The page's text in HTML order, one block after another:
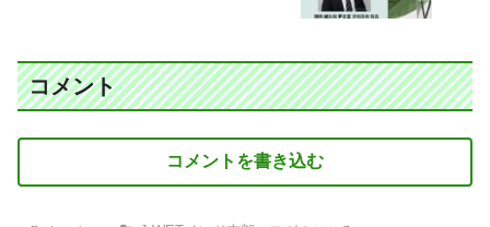
コメント
コメントを書き込む